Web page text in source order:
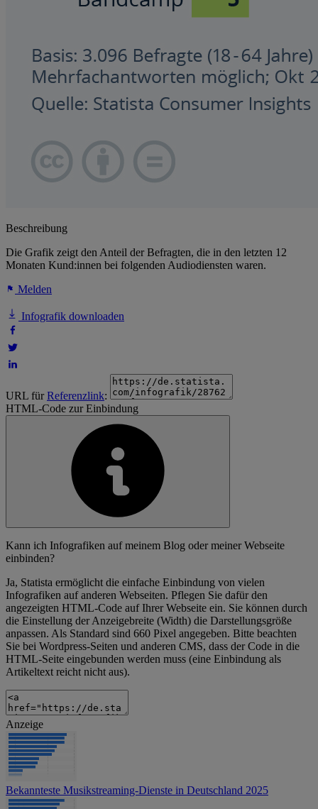
Beschreibung
Die Grafik zeigt den Anteil der Befragten, die in den letzten 12
Monaten Kund:innen bei folgenden Audiodiensten waren.
Melden
Infografik downloaden
URL fürReferenzlink:
HTML-Code zur Einbindung
Kann ich Infografiken auf meinem Blog oder meiner Webseite
einbinden?
Ja, Statista ermöglicht die einfache Einbindung von vielen
Infografiken auf anderen Webseiten. Pflegen Sie dafür den
angezeigten HTML-Code auf Ihrer Webseite ein. Sie können durch
die Einstellung der Anzeigebreite (Width) die Darstellungsgröße
anpassen. Als Standard sind 660 Pixel angegeben. Bitte beachten
Sie bei Wordpress-Seiten und anderen CMS, dass der Code in die
HTML-Seite eingebunden werden muss (eine Einbindung als
Artikeltext reicht nicht aus).
Anzeige
Bekannteste Musikstreaming-Dienste in Deutschland 2025